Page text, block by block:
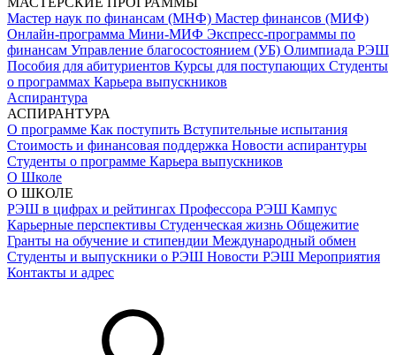
Мастер наук по финансам (МНФ) Мастер финансов (МИФ)
Онлайн-программа Мини-МИФ Экспресс-программы по
финансам Управление благосостоянием (УБ) Олимпиада РЭШ
Пособия для абитуриентов Курсы для поступающих Студенты
о программах Карьера выпускников
Аспирантура
АСПИРАНТУРА
О программе Как поступить Вступительные испытания
Стоимость и финансовая поддержка Новости аспирантуры
Студенты о программе Карьера выпускников
О Школе
О ШКОЛЕ
РЭШ в цифрах и рейтингах Профессора РЭШ Кампус
Карьерные перспективы Студенческая жизнь Общежитие
Гранты на обучение и стипендии Международный обмен
Студенты и выпускники о РЭШ Новости РЭШ Мероприятия
Контакты и адрес